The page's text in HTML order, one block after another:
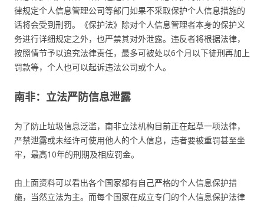
律规定个人信息管理公司等部门如果不采取保护个人信息措施的
话将会受到刑罚。《保护法》除对个人信息管理者本身的保护义
务进行详细规定之外，也严禁其对外泄露。违反者将根据法律，
按照情节予以追究法律责任，最多可被处以6个月以下徒刑再加上
罚款等，个人也可以起诉违法公司或个人。
南非：立法严防信息泄露
为了防止垃圾信息泛滥，南非立法机构目前正在起草一项法律，
严禁泄露或未经许可使用他人的个人信息，违者要被重罚甚至坐
牢，最高10年的刑期及相应罚金。
由上面资料可以看出各个国家都有自己严格的个人信息保护措
施，当然立法为主。而每个国家在成立专门的个人信息保护法律